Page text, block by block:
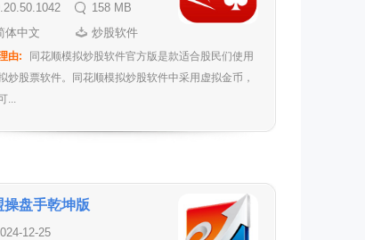
方版
158 MB
体中文
炒股软件
由:
同花顺模拟炒股软件官方版是款适合股民们使用
炒股票软件。同花顺模拟炒股软件中采用虚拟金币，
...
操盘手乾坤版
12-25